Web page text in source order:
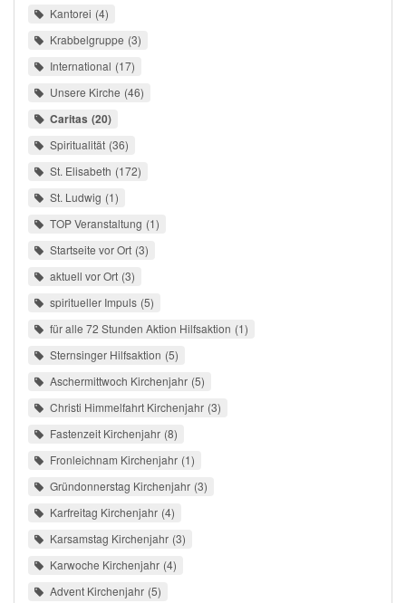
Kantorei 4
Krabbelgruppe 3
International 17
Unsere Kirche 46
Caritas 20
Spiritualität 36
St. Elisabeth 172
St. Ludwig 1
TOP Veranstaltung 1
Startseite vor Ort 3
aktuell vor Ort 3
spiritueller Impuls 5
für alle 72 Stunden Aktion Hilfsaktion 1
Sternsinger Hilfsaktion 5
Aschermittwoch Kirchenjahr 5
Christi Himmelfahrt Kirchenjahr 3
Fastenzeit Kirchenjahr 8
Fronleichnam Kirchenjahr 1
Gründonnerstag Kirchenjahr 3
Karfreitag Kirchenjahr 4
Karsamstag Kirchenjahr 3
Karwoche Kirchenjahr 4
Advent Kirchenjahr 5